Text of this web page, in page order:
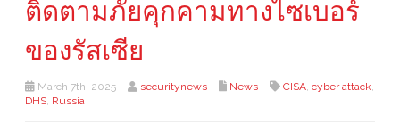
ติดตามภัยคุกคามทางไซเบอร์
ของรัสเซีย
March 7th, 2025 securitynews News CISA, cyber attack,
DHS, Russia